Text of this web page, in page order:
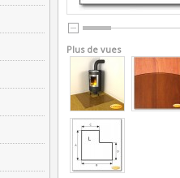
Plus de vues